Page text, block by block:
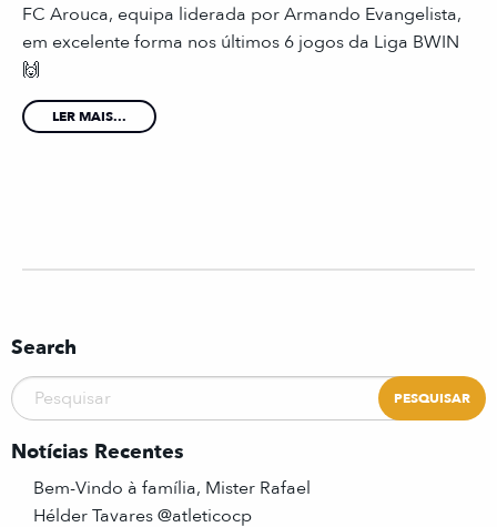
FC Arouca, equipa liderada por Armando Evangelista,
em excelente forma nos últimos 6 jogos da Liga BWIN
🙌
LER MAIS...
Search
Notícias Recentes
Bem-Vindo à família, Mister Rafael
Hélder Tavares @atleticocp